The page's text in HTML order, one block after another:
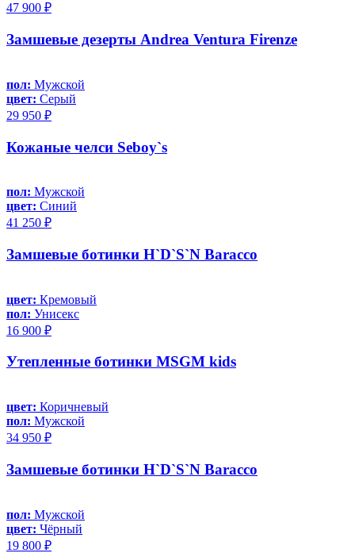
47 900 ₽
Замшевые дезерты Andrea Ventura Firenze
пол: Мужской
цвет: Серый
29 950 ₽
Кожаные челси Seboy`s
пол: Мужской
цвет: Синий
41 250 ₽
Замшевые ботинки H`D`S`N Baracco
цвет: Кремовый
пол: Унисекс
16 900 ₽
Утепленные ботинки MSGM kids
цвет: Коричневый
пол: Мужской
34 950 ₽
Замшевые ботинки H`D`S`N Baracco
пол: Мужской
цвет: Чёрный
19 800 ₽